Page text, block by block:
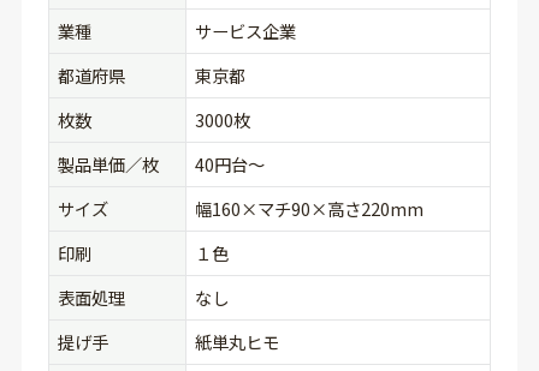
業種
サービス企業
都道府県
東京都
枚数
3000枚
製品単価／枚
40円台〜
サイズ
幅160×マチ90×高さ220mm
印刷
１色
表面処理
なし
提げ手
紙単丸ヒモ